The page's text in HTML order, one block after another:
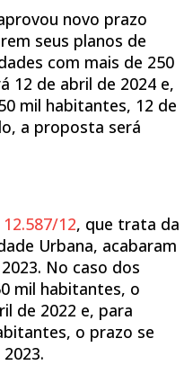
novo prazo
seus planos de
com mais de 250
12 de abril de 2024 e,
mil habitantes, 12 de
a proposta será
12.587/12, que trata da
Urbana, acabaram
No caso dos
mil habitantes, o
de 2022 e, para
o prazo se